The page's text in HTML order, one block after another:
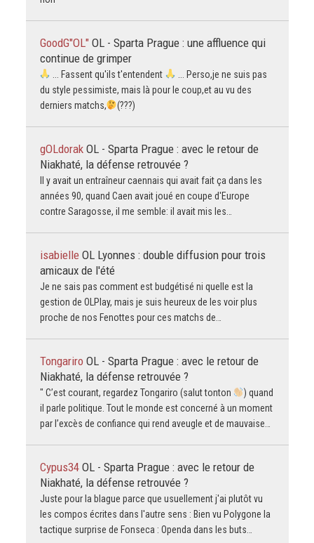
GoodG"OL" OL - Sparta Prague : une affluence qui
continue de grimper
... Fassent qu'ils t'entendent
... Perso,je ne suis pas
du style pessimiste, mais là pour le coup,et au vu des
derniers matchs,
(???)
gOLdorak OL - Sparta Prague : avec le retour de
Niakhaté, la défense retrouvée ?
Il y avait un entraîneur caennais qui avait fait ça dans les
années 90, quand Caen avait joué en coupe d'Europe
contre Saragosse, il me semble: il avait mis les…
isabielle OL Lyonnes : double diffusion pour trois
amicaux de l'été
Je ne sais pas comment est budgétisé ni quelle est la
gestion de OLPlay, mais je suis heureux de les voir plus
proche de nos Fenottes pour ces matchs de…
Tongariro OL - Sparta Prague : avec le retour de
Niakhaté, la défense retrouvée ?
" C’est courant, regardez Tongariro (salut tonton
) quand
il parle politique. Tout le monde est concerné à un moment
par l’excès de confiance qui rend aveugle et de mauvaise…
Cypus34 OL - Sparta Prague : avec le retour de
Niakhaté, la défense retrouvée ?
Juste pour la blague parce que usuellement j'ai plutôt vu
les compos écrites dans l'autre sens : Bien vu Polygone la
tactique surprise de Fonseca : Openda dans les buts…